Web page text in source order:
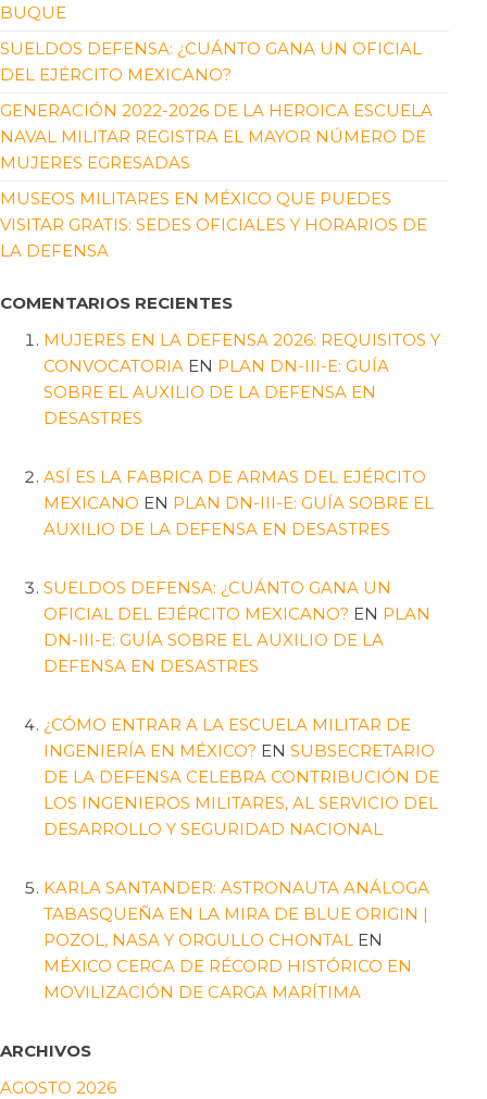
BUQUE
SUELDOS DEFENSA: ¿CUÁNTO GANA UN OFICIAL
DEL EJÉRCITO MEXICANO?
GENERACIÓN 2022-2026 DE LA HEROICA ESCUELA
NAVAL MILITAR REGISTRA EL MAYOR NÚMERO DE
MUJERES EGRESADAS
MUSEOS MILITARES EN MÉXICO QUE PUEDES
VISITAR GRATIS: SEDES OFICIALES Y HORARIOS DE
LA DEFENSA
COMENTARIOS RECIENTES
MUJERES EN LA DEFENSA 2026: REQUISITOS Y
CONVOCATORIA EN PLAN DN-III-E: GUÍA
SOBRE EL AUXILIO DE LA DEFENSA EN
DESASTRES
ASÍ ES LA FABRICA DE ARMAS DEL EJÉRCITO
MEXICANO EN PLAN DN-III-E: GUÍA SOBRE EL
AUXILIO DE LA DEFENSA EN DESASTRES
SUELDOS DEFENSA: ¿CUÁNTO GANA UN
OFICIAL DEL EJÉRCITO MEXICANO? EN PLAN
DN-III-E: GUÍA SOBRE EL AUXILIO DE LA
DEFENSA EN DESASTRES
¿CÓMO ENTRAR A LA ESCUELA MILITAR DE
INGENIERÍA EN MÉXICO? EN SUBSECRETARIO
DE LA DEFENSA CELEBRA CONTRIBUCIÓN DE
LOS INGENIEROS MILITARES, AL SERVICIO DEL
DESARROLLO Y SEGURIDAD NACIONAL
KARLA SANTANDER: ASTRONAUTA ANÁLOGA
TABASQUEÑA EN LA MIRA DE BLUE ORIGIN |
POZOL, NASA Y ORGULLO CHONTAL EN
MÉXICO CERCA DE RÉCORD HISTÓRICO EN
MOVILIZACIÓN DE CARGA MARÍTIMA
ARCHIVOS
AGOSTO 2026